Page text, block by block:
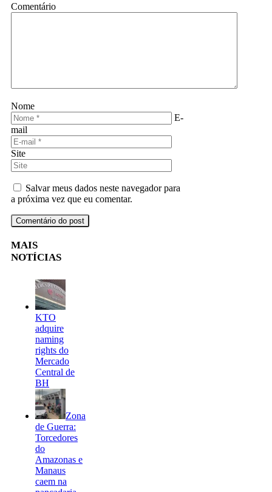
Comentário
Nome
E-
mail
Site
Salvar meus dados neste navegador para
a próxima vez que eu comentar.
MAIS
NOTÍCIAS
KTO
adquire
naming
rights do
Mercado
Central de
BH
Zona
de Guerra:
Torcedores
do
Amazonas e
Manaus
caem na